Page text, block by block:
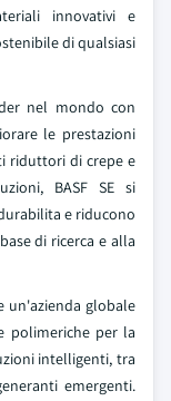
innovativi e
di qualsiasi
nel mondo con
le prestazioni
riduttori di crepe e
BASF SE si
e riducono
di ricerca e alla
un'azienda globale
polimeriche per la
intelligenti, tra
emergenti.